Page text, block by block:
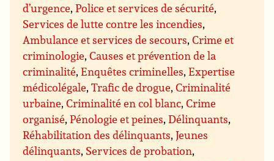
d’urgence,Police et services de sécurité,
Services de lutte contre les incendies,
Ambulance et services de secours,Crime et
criminologie,Causes et prévention de la
criminalité,Enquêtes criminelles,Expertise
médicolégale,Trafic de drogue,Criminalité
urbaine,Criminalité en col blanc,Crime
organisé,Pénologie et peines,Délinquants,
Réhabilitation des délinquants,Jeunes
délinquants, Services de probation,